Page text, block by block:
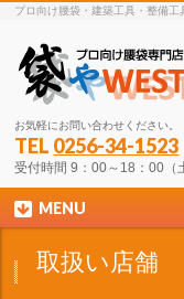
プロ向け腰袋・建築工具・整備工
お気軽にお問い合わせください。
TEL 0256-34-1523
受付時間 9：00～18：00（
MENU
取扱い店舗